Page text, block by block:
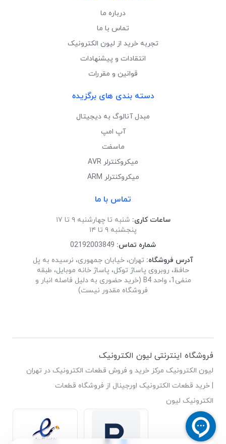
درباره ما
تماس با ما
تجربه خرید از لیون الکترونیک
انتقادات و پیشنهادات
قوانین و مقررات
دسته بندی های برگزیده
مبدل آنالوگ به دیجیتال
آپ امپ
ماسفت
میکروکنترلر AVR
میکروکنترلر ARM
تماس با ما
ساعات کاری: شنبه تا چهارشنبه ۹ تا ۱۷
پنجشنبه ۹ تا ۱۴
شماره تماس: 02192003849
آدرس فروشگاه: تهران، خیابان جمهوری، نرسیده به پل
حافظ، روبروی پاساژ توکل، پاساژ خانه موبایل، طبقه
منفی1، واحد B4 (خرید حضوری به دلیل فاصله انبار و
فروشگاه مقدور نیست)
فروشگاه اینترنتی لیون الکترونیک
لیون الکترونیک مرکز خرید و فروش قطعات الکترونیک در تهران
| خرید قطعات الکترونیک اورجینال از فروشگاه قطعات
الکترونیک لیون